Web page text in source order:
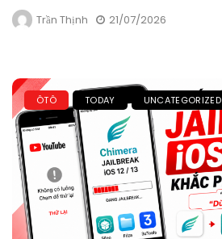
Trần Thịnh 21/07/2026
ÔTÔ TODAY UNCATEGORIZED